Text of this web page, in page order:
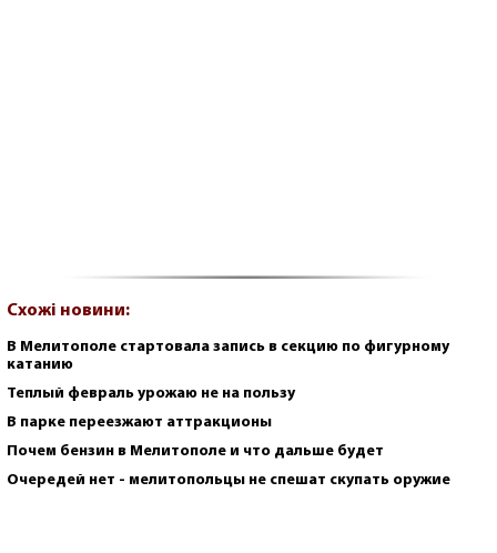
Схожі новини:
В Мелитополе стартовала запись в секцию по фигурному
катанию
Теплый февраль урожаю не на пользу
В парке переезжают аттракционы
Почем бензин в Мелитополе и что дальше будет
Очередей нет - мелитопольцы не спешат скупать оружие